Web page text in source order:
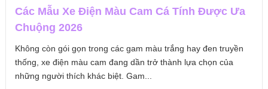
Các Mẫu Xe Điện Màu Cam Cá Tính Được Ưa
Chuộng 2026
Không còn gói gọn trong các gam màu trắng hay đen truyền
thống, xe điện màu cam đang dần trở thành lựa chọn của
những người thích khác biệt. Gam...